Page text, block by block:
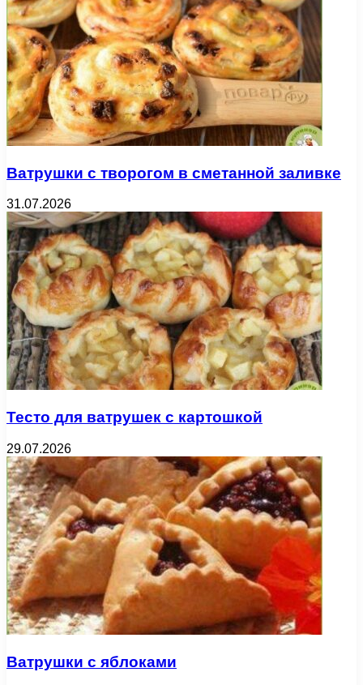
Ватрушки с творогом в сметанной заливке
31.07.2026
Тесто для ватрушек с картошкой
29.07.2026
Ватрушки с яблоками